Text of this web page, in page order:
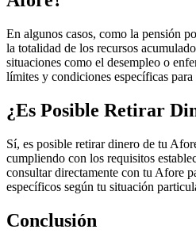
En algunos casos, como la pensión
la totalidad de los recursos
situaciones como el desempleo o
límites y condiciones específicas
¿Es Posible Retirar
Sí, es posible retirar dinero de tu
cumpliendo con los requisitos
consultar directamente con tu Afore
específicos según tu situación
Conclusión